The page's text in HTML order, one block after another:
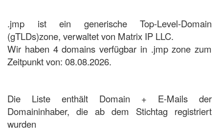
.jmp ist ein generische Top-Level-Domain
(gTLDs)zone, verwaltet von Matrix IP LLC.
Wir haben 4 domains verfügbar in .jmp zone zum
Zeitpunkt von: 08.08.2026.
Die Liste enthält Domain + E-Mails der
Domaininhaber, die ab dem Stichtag registriert
wurden